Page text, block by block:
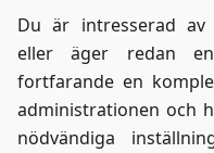
Du är intresserad av
eller äger redan
fortfarande en
administrationen och
nödvändiga